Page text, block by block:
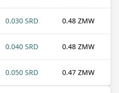
0.030 SRD 0.48 ZMW
0.040 SRD 0.48 ZMW
0.050 SRD 0.47 ZMW